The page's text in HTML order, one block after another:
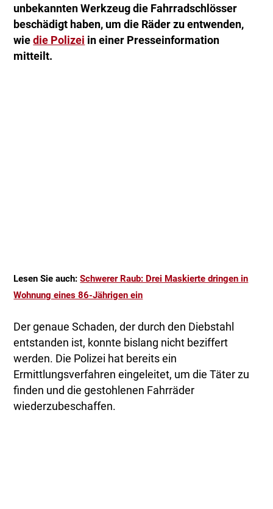
unbekannten Werkzeug die Fahrradschlösser
beschädigt haben, um die Räder zu entwenden,
wiedie Polizei in einer Presseinformation
mitteilt.
Lesen Sie auch:Schwerer Raub: Drei Maskierte dringen in
Wohnung eines 86-Jährigen ein
Der genaue Schaden, der durch den Diebstahl
entstanden ist, konnte bislang nicht beziffert
werden. Die Polizei hat bereits ein
Ermittlungsverfahren eingeleitet, um die Täter zu
finden und die gestohlenen Fahrräder
wiederzubeschaffen.